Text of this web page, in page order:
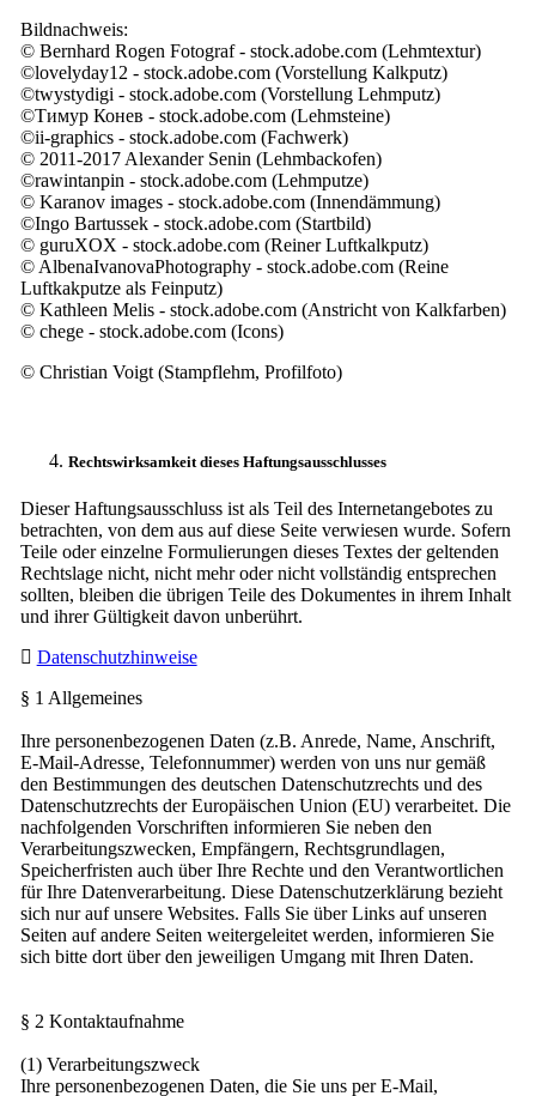
Bildnachweis:
© Bernhard Rogen Fotograf - stock.adobe.com (Lehmtextur)
©lovelyday12 - stock.adobe.com (Vorstellung Kalkputz)
©twystydigi - stock.adobe.com (Vorstellung Lehmputz)
©Тимур Конев - stock.adobe.com (Lehmsteine)
©ii-graphics - stock.adobe.com (Fachwerk)
© 2011-2017 Alexander Senin (Lehmbackofen)
©rawintanpin - stock.adobe.com (Lehmputze)
© Karanov images - stock.adobe.com (Innendämmung)
©Ingo Bartussek - stock.adobe.com (Startbild)
© guruXOX - stock.adobe.com (Reiner Luftkalkputz)
© AlbenaIvanovaPhotography - stock.adobe.com (Reine
Luftkakputze als Feinputz)
© Kathleen Melis - stock.adobe.com (Anstricht von Kalkfarben)
© chege - stock.adobe.com (Icons)
© Christian Voigt (Stampflehm, Profilfoto)
Rechtswirksamkeit dieses Haftungsausschlusses
Dieser Haftungsausschluss ist als Teil des Internetangebotes zu
betrachten, von dem aus auf diese Seite verwiesen wurde. Sofern
Teile oder einzelne Formulierungen dieses Textes der geltenden
Rechtslage nicht, nicht mehr oder nicht vollständig entsprechen
sollten, bleiben die übrigen Teile des Dokumentes in ihrem Inhalt
und ihrer Gültigkeit davon unberührt.
Datenschutzhinweise
§ 1 Allgemeines
Ihre personenbezogenen Daten (z.B. Anrede, Name, Anschrift,
E-Mail-Adresse, Telefonnummer) werden von uns nur gemäß
den Bestimmungen des deutschen Datenschutzrechts und des
Datenschutzrechts der Europäischen Union (EU) verarbeitet. Die
nachfolgenden Vorschriften informieren Sie neben den
Verarbeitungszwecken, Empfängern, Rechtsgrundlagen,
Speicherfristen auch über Ihre Rechte und den Verantwortlichen
für Ihre Datenverarbeitung. Diese Datenschutzerklärung bezieht
sich nur auf unsere Websites. Falls Sie über Links auf unseren
Seiten auf andere Seiten weitergeleitet werden, informieren Sie
sich bitte dort über den jeweiligen Umgang mit Ihren Daten.
§ 2 Kontaktaufnahme
(1) Verarbeitungszweck
Ihre personenbezogenen Daten, die Sie uns per E-Mail,